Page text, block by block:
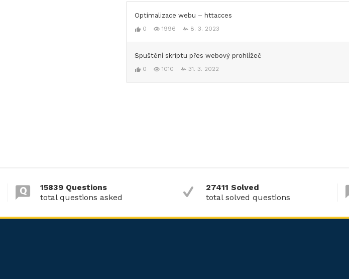
Optimalizace webu – httacces
0 1996 8. 3. 2023
Spuštění skriptu přes webový prohlížeč
0 1010 31. 3. 2022
15839 Questions
total questions asked
27411 Solved
total solved questions